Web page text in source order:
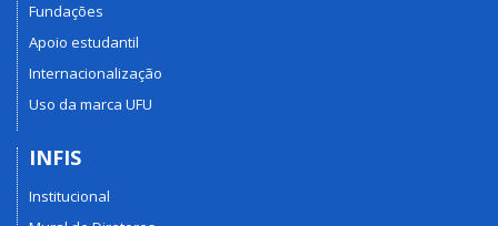
Fundações
Apoio estudantil
Internacionalização
Uso da marca UFU
INFIS
Institucional